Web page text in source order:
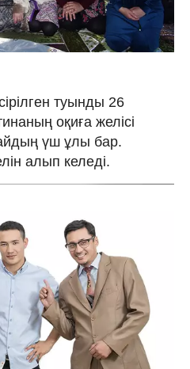
туынды 26
оқиға желісі
үш ұлы бар.
алып келеді.